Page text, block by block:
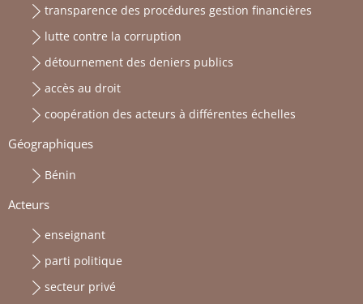
transparence des procédures gestion financières
lutte contre la corruption
détournement des deniers publics
accès au droit
coopération des acteurs à différentes échelles
Géographiques
Bénin
Acteurs
enseignant
parti politique
secteur privé